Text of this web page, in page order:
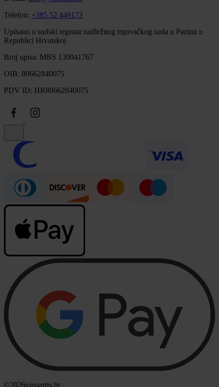
Telefon: +385 52 449173
Upisano u sudski registar nadležnog trgovačkog suda u Pazinu u
Republici Hrvatskoj
Broj upisa: MBS 130041767
OIB: 80662840075
PDV ID: HR80662840075
©2026vinoartis.hr